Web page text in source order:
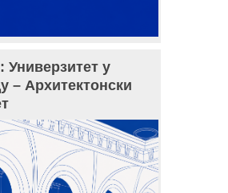
у
– Архитектонски